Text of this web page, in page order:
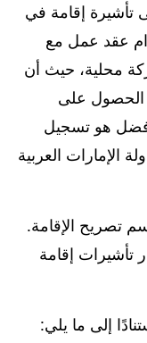
إقامة في
عقد عمل مع
محلية، حيث أن
الحصول على
هو تسجيل
الإمارات العربية
تصريح الإقامة.
تأشيرات إقامة
إلى ما يلي: